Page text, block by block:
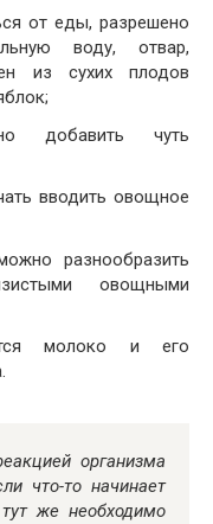
от еды, разрешено
воду, отвар,
из сухих плодов
добавить чуть
вводить овощное
разнообразить
овощными
молоко и его
организма
что-то начинает
же необходимо